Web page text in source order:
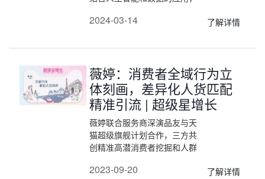
最大化，从成本、运营、业务
业，提高零售行业的新质生产
2024-03-14 了解详情
薇婷：消费者全域行为立
体刻画，差异化人货匹配
精准引流 | 超级星增长
薇婷联合服务商深演品友与天
猫超级旗舰计划合作，三方共
创精准高潜消费者挖掘和人群
科学的方式实现引流拉新到
2023-09-20 了解详情